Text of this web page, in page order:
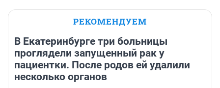
РЕКОМЕНДУЕМ
В Екатеринбурге три больницы
проглядели запущенный рак у
пациентки. После родов ей удалили
несколько органов